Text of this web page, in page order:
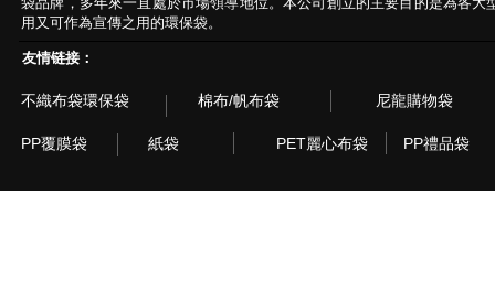
用又可作為宣傳之用的環保袋。
友情链接：
不織布袋環保袋 棉布/帆布袋 尼龍購物袋
PP覆膜袋 紙袋 PET麗心布袋 PP禮品袋